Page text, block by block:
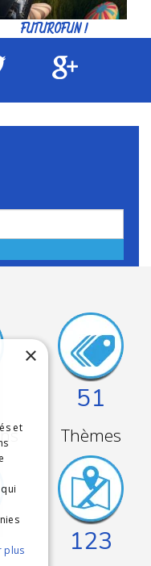
FUTUROFUN !
51
Thèmes
123
×
et
plus